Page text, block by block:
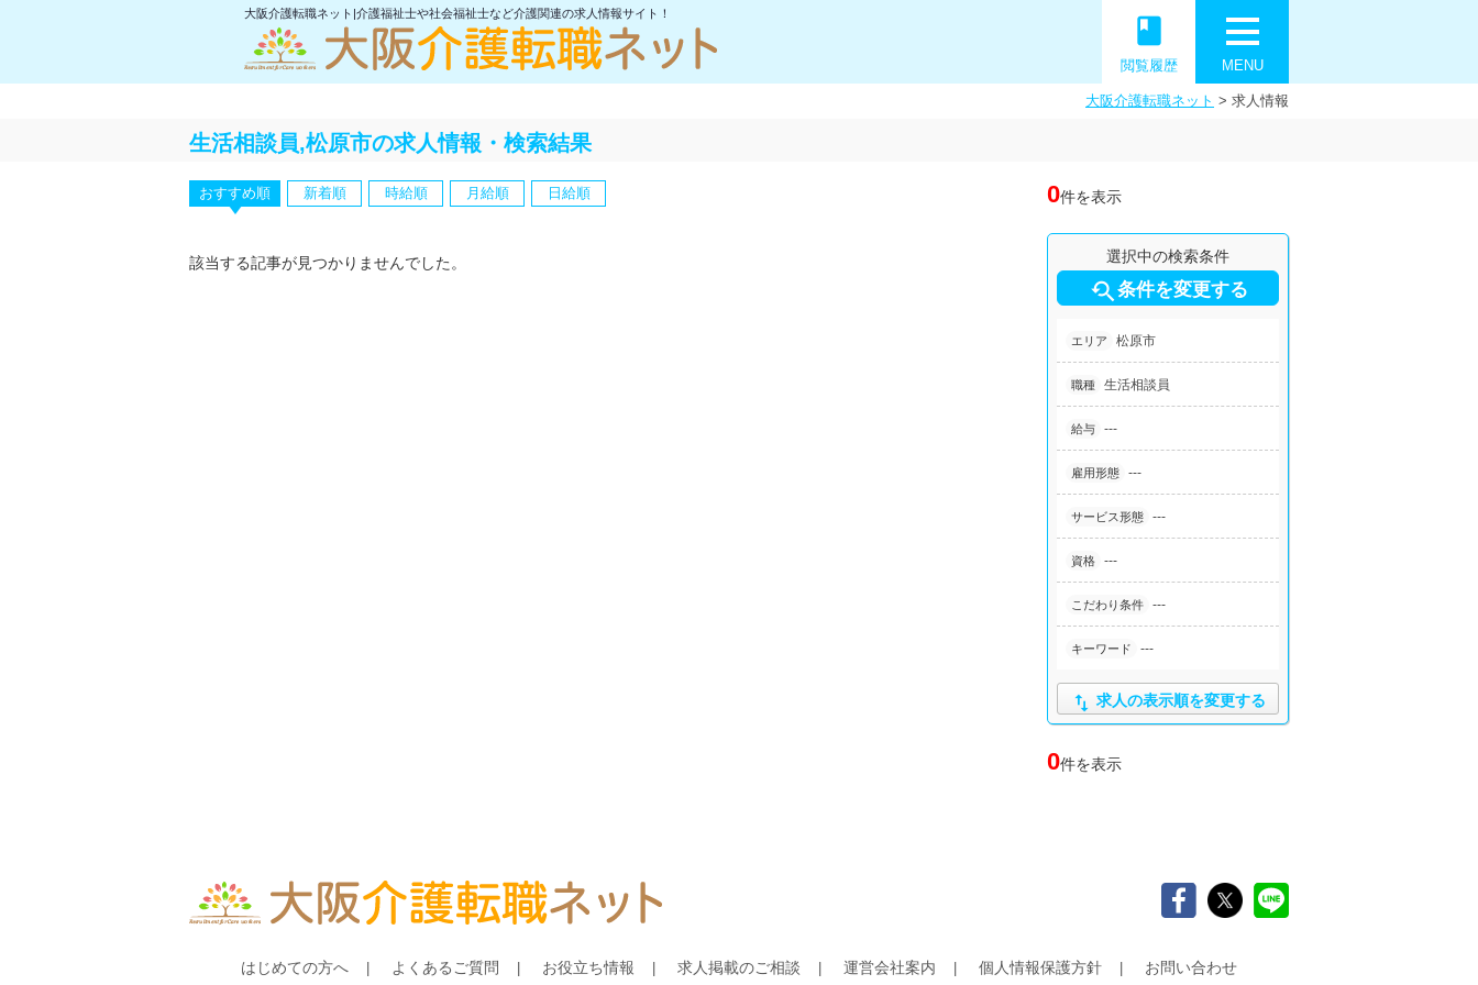
大阪介護転職ネット|介護福祉士や社会福祉士など介護関連の求人情報サイト！
MENU
book
閲覧履歴
大阪介護転職ネット > 求人情報
生活相談員,松原市の求人情報・検索結果
0件を表示
おすすめ順 新着順 時給順 月給順 日給順
選択中の検索条件
条件を変更する
エリア 松原市
職種 生活相談員
給与 ---
雇用形態 ---
サービス形態 ---
資格 ---
こだわり条件 ---
キーワード ---
 求人の表示順を変更する
該当する記事が見つかりませんでした。
0件を表示
はじめての方へ よくあるご質問 お役立ち情報 求人掲載のご相談 運営会社案内 個人情報保護方針 お問い合わせ